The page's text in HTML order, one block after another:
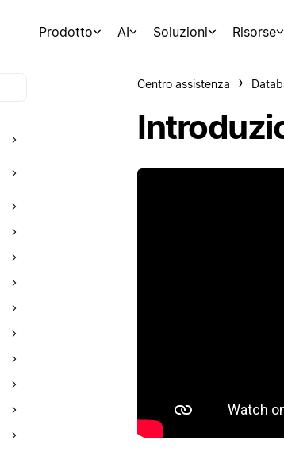
Prodotto AI Soluzioni Risorse
Centro assistenza